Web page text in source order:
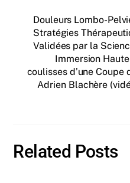
Douleurs Lombo-
Stratégies
Validées par la
Immersion
coulisses d’une
Adrien Blachère
Related Posts